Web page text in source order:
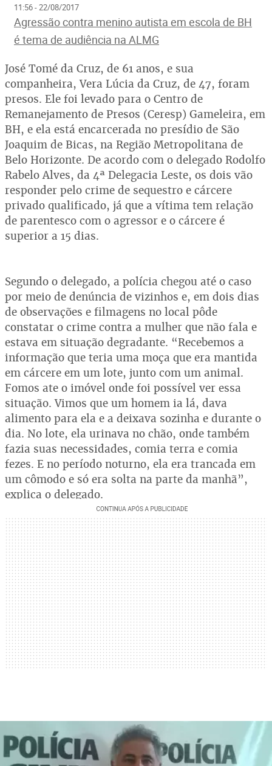
11:56 - 22/08/2017
Agressão contra menino autista em escola de BH
é tema de audiência na ALMG
José Tomé da Cruz, de 61 anos, e sua
companheira, Vera Lúcia da Cruz, de 47, foram
presos. Ele foi levado para o Centro de
Remanejamento de Presos (Ceresp) Gameleira, em
BH, e ela está encarcerada no presídio de São
Joaquim de Bicas, na Região Metropolitana de
Belo Horizonte. De acordo com o delegado Rodolfo
Rabelo Alves, da 4ª Delegacia Leste, os dois vão
responder pelo crime de sequestro e cárcere
privado qualificado, já que a vítima tem relação
de parentesco com o agressor e o cárcere é
superior a 15 dias.
Segundo o delegado, a polícia chegou até o caso
por meio de denúncia de vizinhos e, em dois dias
de observações e filmagens no local pôde
constatar o crime contra a mulher que não fala e
estava em situação degradante. “Recebemos a
informação que teria uma moça que era mantida
em cárcere em um lote, junto com um animal.
Fomos ate o imóvel onde foi possível ver essa
situação. Vimos que um homem ia lá, dava
alimento para ela e a deixava sozinha e durante o
dia. No lote, ela urinava no chão, onde também
fazia suas necessidades, comia terra e comia
fezes. E no período noturno, ela era trancada em
um cômodo e só era solta na parte da manhã”,
explica o delegado.